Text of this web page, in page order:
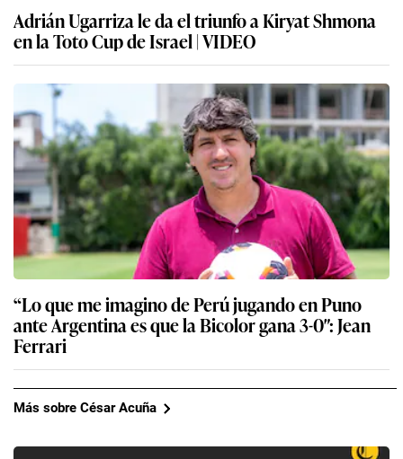
Adrián Ugarriza le da el triunfo a Kiryat Shmona
en la Toto Cup de Israel | VIDEO
“Lo que me imagino de Perú jugando en Puno
ante Argentina es que la Bicolor gana 3-0″: Jean
Ferrari
Más sobre César Acuña